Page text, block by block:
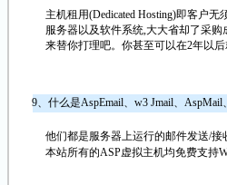
主机租用(Dedicated Hosting)即客户
服务器以及软件系统,大大省却了采购
来替你打理吧。你甚至可以在2年以
9、什么是AspEmail、w3 Jmail、AspMail
他们都是服务器上运行的邮件发送/
本站所有的ASP虚拟主机均免费支持